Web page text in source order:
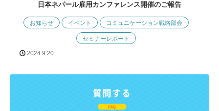
日本ネパール雇用カンファレンス開催のご報告
お知らせ イベント コミュニケーション戦略部会
セミナーレポート
2024.9.20